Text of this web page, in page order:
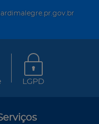
LGPD